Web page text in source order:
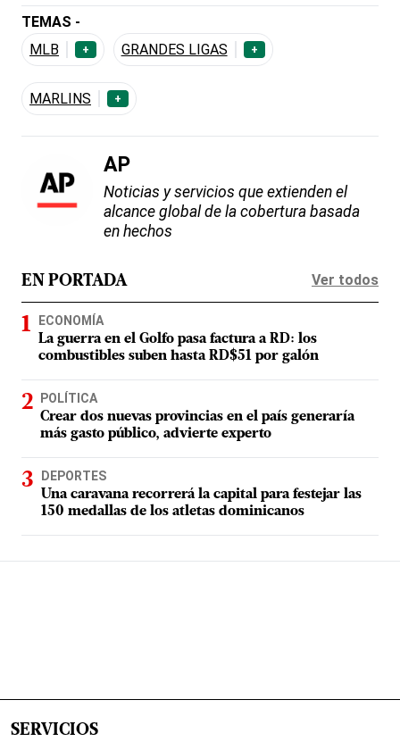
TEMAS -
MLB
+ GRANDES LIGAS +
MARLINS +
AP
Noticias y servicios que extienden el
alcance global de la cobertura basada
en hechos
EN PORTADA Ver todos
ECONOMÍA
La guerra en el Golfo pasa factura a RD: los
combustibles suben hasta RD$51 por galón
POLÍTICA
Crear dos nuevas provincias en el país generaría
más gasto público, advierte experto
DEPORTES
Una caravana recorrerá la capital para festejar las
150 medallas de los atletas dominicanos
SERVICIOS